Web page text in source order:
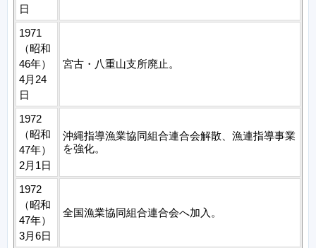
日
1971
（昭和
46年）
4月24
日
宮古・八重山支所廃止。
1972
（昭和
47年）
2月1日
沖縄指導漁業協同組合連合会解散、漁連指導事業
を強化。
1972
（昭和
47年）
3月6日
全国漁業協同組合連合会へ加入。